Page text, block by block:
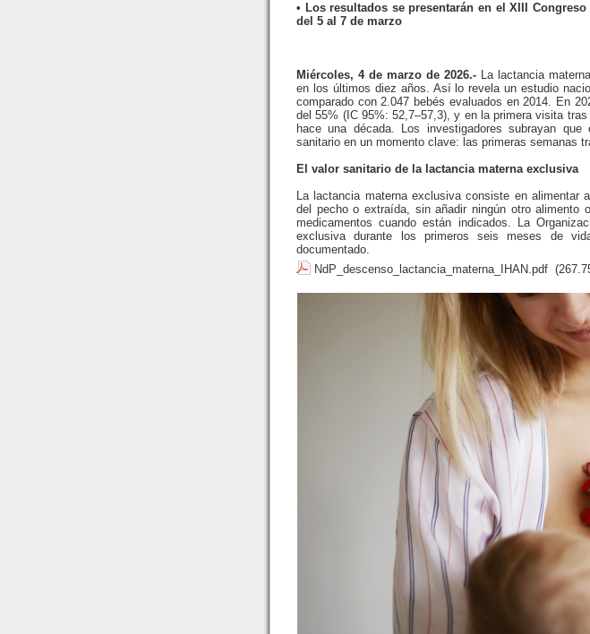
• Los resultados se presentarán en el XIII
del 5 al 7 de marzo
Miércoles, 4 de marzo de 2026.- La lactancia
en los últimos diez años. Así lo revela un estudio
comparado con 2.047 bebés evaluados en 2014. En
del 55% (IC 95%: 52,7–57,3), y en la primera visita
hace una década. Los investigadores subrayan
sanitario en un momento clave: las primeras semanas
El valor sanitario de la lactancia materna exclusiva
La lactancia materna exclusiva consiste en alimentar
del pecho o extraída, sin añadir ningún otro alimento
medicamentos cuando están indicados. La
exclusiva durante los primeros seis meses de
documentado.
NdP_descenso_lactancia_materna_IHAN.pdf